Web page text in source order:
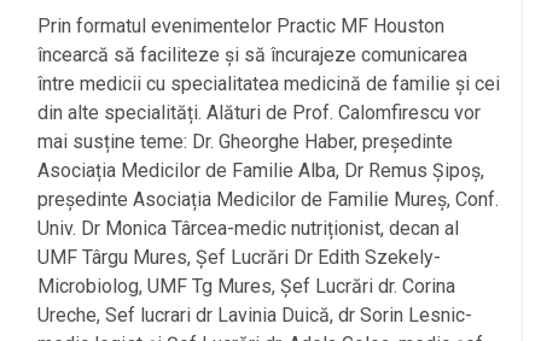
Prin formatul evenimentelor Practic MF Houston
încearcă să faciliteze și să încurajeze comunicarea
între medicii cu specialitatea medicină de familie și cei
din alte specialități. Alături de Prof. Calomfirescu vor
mai susține teme: Dr. Gheorghe Haber, președinte
Asociația Medicilor de Familie Alba, Dr Remus Șipoș,
președinte Asociația Medicilor de Familie Mureș, Conf.
Univ. Dr Monica Târcea-medic nutriționist, decan al
UMF Târgu Mures, Șef Lucrări Dr Edith Szekely-
Microbiolog, UMF Tg Mures, Șef Lucrări dr. Corina
Ureche, Sef lucrari dr Lavinia Duică, dr Sorin Lesnic-